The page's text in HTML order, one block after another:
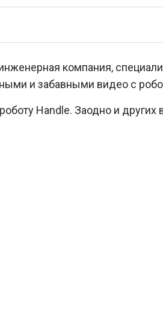
компания,
и забавными видео с
Handle. Заодно и других